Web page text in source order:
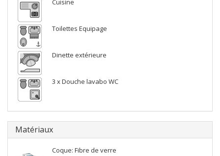
Cuisine
Toilettes Equipage
Dinette extérieure
3 x Douche lavabo WC
Matériaux
Coque: Fibre de verre